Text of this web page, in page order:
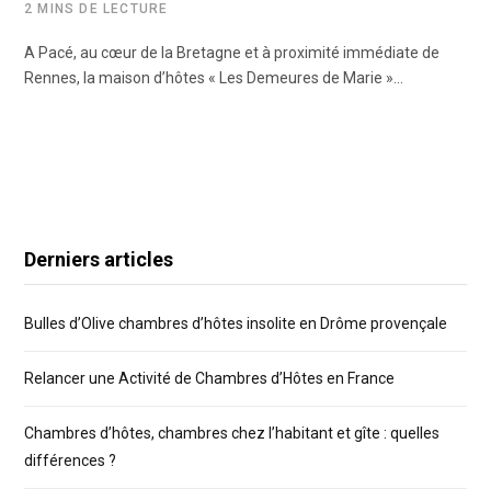
2 MINS DE LECTURE
A Pacé, au cœur de la Bretagne et à proximité immédiate de
Rennes, la maison d’hôtes « Les Demeures de Marie »…
Derniers articles
Bulles d’Olive chambres d’hôtes insolite en Drôme provençale
Relancer une Activité de Chambres d’Hôtes en France
Chambres d’hôtes, chambres chez l’habitant et gîte : quelles
différences ?